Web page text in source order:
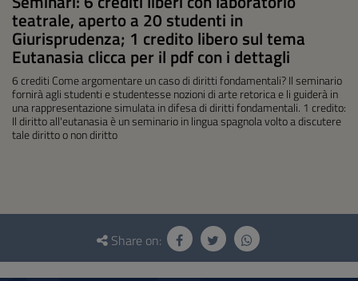
teatrale, aperto a 20 studenti in
Giurisprudenza; 1 credito libero sul tema
Eutanasia clicca per il pdf con i dettagli
6 crediti Come argomentare un caso di diritti fondamentali? Il seminario
fornirà agli studenti e studentesse nozioni di arte retorica e li guiderà in
una rappresentazione simulata in difesa di diritti fondamentali. 1 credito:
Il diritto all'eutanasia è un seminario in lingua spagnola volto a discutere
tale diritto o non diritto
Questionnaire
social
Share on: